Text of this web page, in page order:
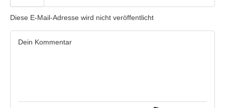
Diese E-Mail-Adresse wird nicht veröffentlicht